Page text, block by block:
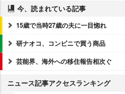
今、読まれている記事
15歳で当時27歳の夫に一目惚れ
研ナオコ、コンビニで買う商品
芸能界、海外への移住報告相次ぐ
ニュース記事アクセスランキング